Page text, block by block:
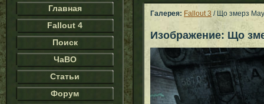
Главная
Fallout 4
Поиск
ЧаВО
Статьи
Форум
Галерея: Fallout 3 / Що змерз
Изображение: Що